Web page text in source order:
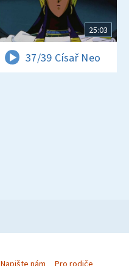
25:03
37/39 Císař Neo
Napište nám Pro rodiče